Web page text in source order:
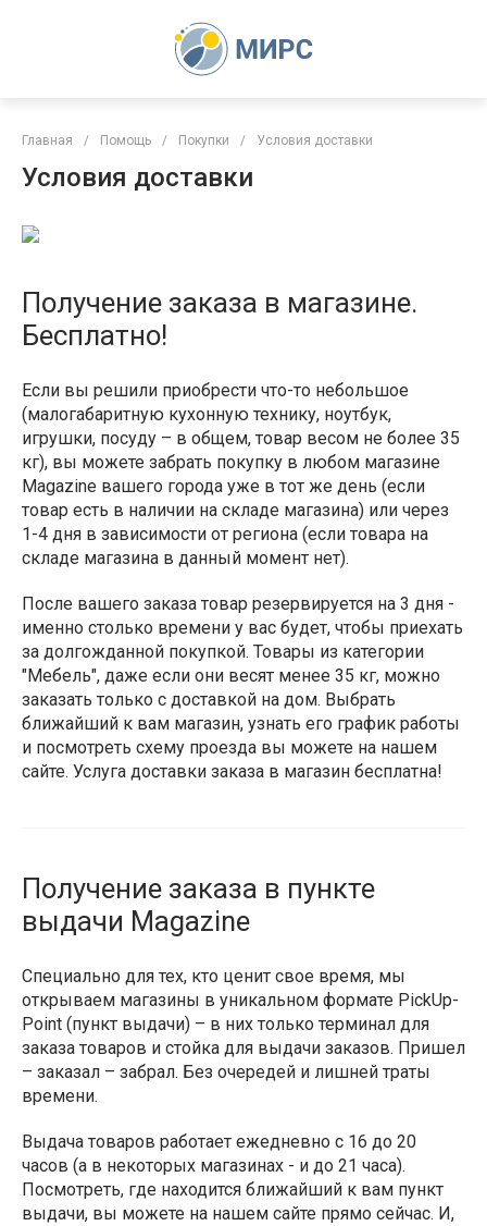
Главная / Помощь / Покупки / Условия доставки
Условия доставки
Получение заказа в магазине.
Бесплатно!
Если вы решили приобрести что-то небольшое
(малогабаритную кухонную технику, ноутбук,
игрушки, посуду – в общем, товар весом не более 35
кг), вы можете забрать покупку в любом магазине
Magazine вашего города уже в тот же день (если
товар есть в наличии на складе магазина) или через
1-4 дня в зависимости от региона (если товара на
складе магазина в данный момент нет).
После вашего заказа товар резервируется на 3 дня -
именно столько времени у вас будет, чтобы приехать
за долгожданной покупкой. Товары из категории
"Мебель", даже если они весят менее 35 кг, можно
заказать только с доставкой на дом. Выбрать
ближайший к вам магазин, узнать его график работы
и посмотреть схему проезда вы можете на нашем
сайте. Услуга доставки заказа в магазин бесплатна!
Получение заказа в пункте
выдачи Magazine
Специально для тех, кто ценит свое время, мы
открываем магазины в уникальном формате PickUp-
Point (пункт выдачи) – в них только терминал для
заказа товаров и стойка для выдачи заказов. Пришел
– заказал – забрал. Без очередей и лишней траты
времени.
Выдача товаров работает ежедневно с 16 до 20
часов (а в некоторых магазинах - и до 21 часа).
Посмотреть, где находится ближайший к вам пункт
выдачи, вы можете на нашем сайте прямо сейчас. И,